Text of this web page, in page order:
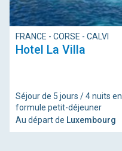
FRANCE - CORSE - CALVI
Hotel La Villa
Séjour de 5 jours / 4 nuits en
formule petit-déjeuner
Au départ de Luxembourg